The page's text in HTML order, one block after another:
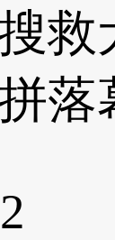
救
落